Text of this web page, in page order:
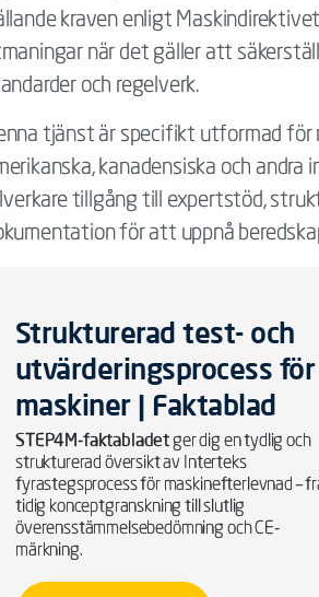
kraven enligt
när det gäller att
och regelverk.
tjänst är specifikt utformad för
kanadensiska och
tillgång till expertstöd,
för att uppnå
Strukturerad test- och
utvärderingsprocess för
maskiner | Faktablad
STEP4M-faktabladetger dig en tydlig och
strukturerad översikt av Interteks
fyrastegsprocess för maskinefterlevnad –
tidig konceptgranskning till slutlig
överensstämmelsebedömning och CE-
märkning.